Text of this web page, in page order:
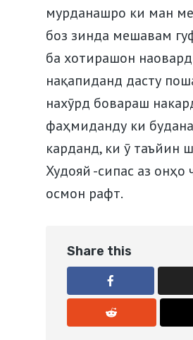
мурданашро ки ман
боз зинда мешавам
ба хотирашон
нақапиданд дасту
нахӯрд бовараш
фаҳмиданду ки
карданд, ки ӯ таъйин
Худояй -сипас аз онҳо
осмон рафт.
Share this